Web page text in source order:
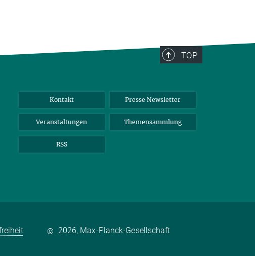
TOP
Kontakt Presse Newsletter
Veranstaltungen Themensammlung
RSS
© 2026, Max-Planck-Gesellschaft